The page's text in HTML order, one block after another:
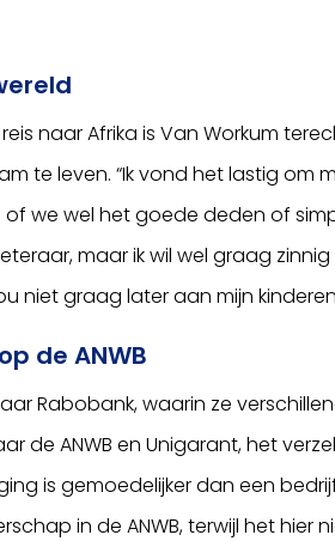
naar Afrika is Van Workum
te leven. “Ik vond het lastig om
we wel het goede deden of
maar ik wil wel graag
niet graag later aan mijn
de ANWB
Rabobank, waarin ze
de ANWB en Unigarant, het
is gemoedelijker dan een
in de ANWB, terwijl het hier